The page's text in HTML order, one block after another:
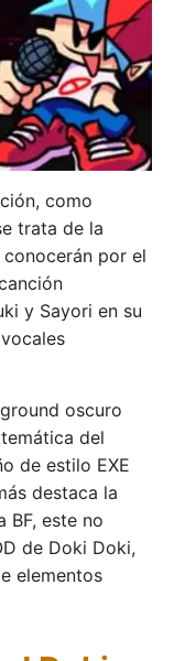
como
trata de la
por el
y Sayori en su
oscuro
del
de estilo EXE
destaca la
BF, este no
de Doki Doki,
elementos